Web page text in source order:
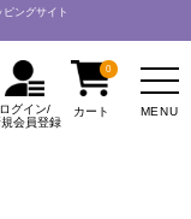
MENU
ログイン/
会員登録
カート
0
ングサイト